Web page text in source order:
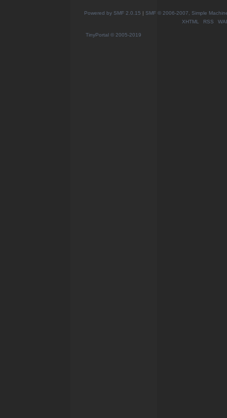
Powered by SMF 2.0.15 | SMF © 2006-2007, Simple
XHTML
RSS
TinyPortal © 2005-2019